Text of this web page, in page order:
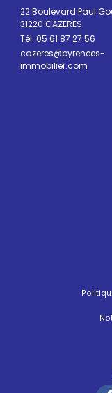
22 Boulevard Paul
31220 CAZERES
Tél. 05 61 87 27 56
cazeres@pyrenees-
immobilier.com